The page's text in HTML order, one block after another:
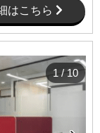
はこちら
1 / 10